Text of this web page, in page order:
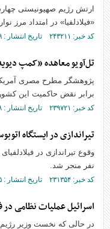
ارتش رژیم صهیونیستی
«فیلادلفیا» در امتداد مرز
کد خبر: ۲۴۳۲۱۱ تاریخ انتشار : ۱۴۰۳/۰۳/۰۹
تل‌آویو معاهده «کمپ
پژوهشگر مطرح مصری
برابر نقض حاکمیت این
کد خبر: ۲۳۹۷۲۱ تاریخ انتشار : ۱۴۰۳/۰۲/۱۸
تیراندازی در ایستگاه
وقوع تیراندازی در
نفر منجر شد.
کد خبر: ۲۳۱۳۵۴ تاریخ انتشار : ۱۴۰۲/۱۲/۱۵
اسرائیل عملیات نظامی در
در حالی که نخست وزیر